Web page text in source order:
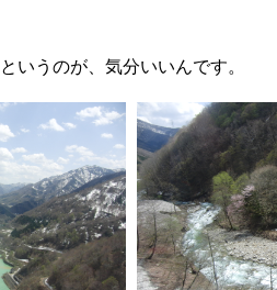
いうのが、気分いいんです。